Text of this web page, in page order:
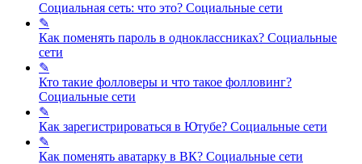
Социальная сеть: что это? Социальные сети
✎
Как поменять пароль в одноклассниках? Социальные
сети
✎
Кто такие фолловеры и что такое фолловинг?
Социальные сети
✎
Как зарегистрироваться в Ютубе? Социальные сети
✎
Как поменять аватарку в ВК? Социальные сети